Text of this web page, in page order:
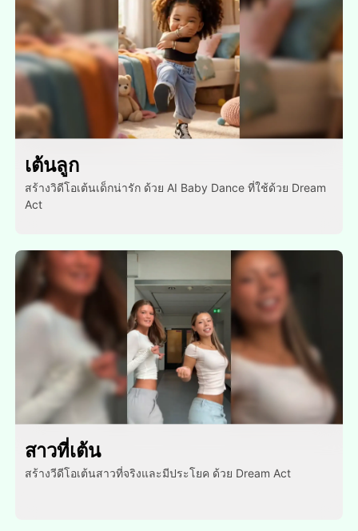
เต้นลูก
สร้างวิดีโอเต้นเด็กน่ารัก ด้วย AI Baby Dance ที่ใช้ด้วย Dream
Act
สาวที่เต้น
สร้างวีดีโอเต้นสาวที่จริงและมีประโยค ด้วย Dream Act